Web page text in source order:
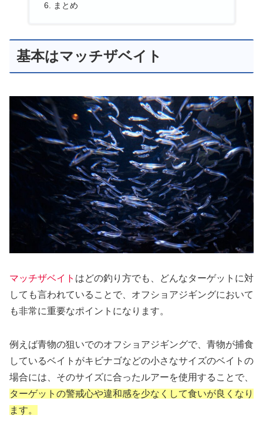
まとめ
基本はマッチザベイト
マッチザベイト はどの釣り方でも、どんなターゲットに対
しても言われていることで、オフショアジギングにおいて
も非常に重要なポイントになります。
例えば青物の狙いでのオフショアジギングで、青物が捕食
しているベイトがキビナゴなどの小さなサイズのベイトの
場合には、そのサイズに合ったルアーを使用することで、
ターゲットの警戒心や違和感を少なくして食いが良くなり
ます。